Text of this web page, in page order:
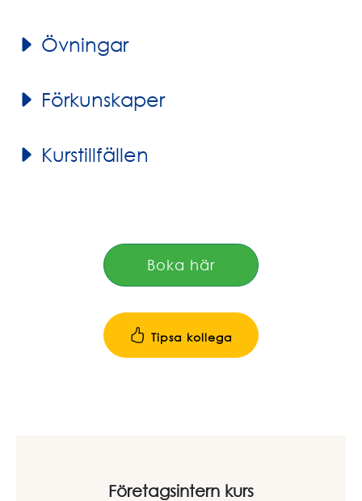
Övningar
Förkunskaper
Kurstillfällen
Boka här
Tipsa kollega
Företagsintern kurs